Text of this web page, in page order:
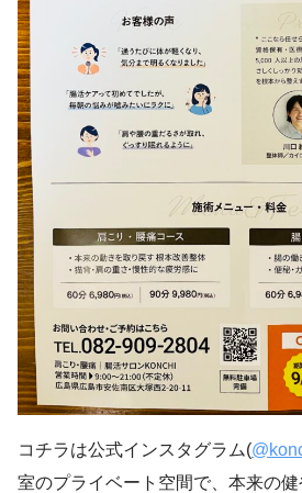
コチラは公式インスタグラム(
室のプライベート空間で、本来の